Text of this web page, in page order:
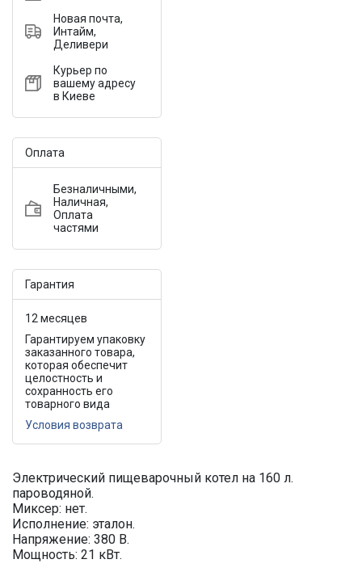
Новая почта,
Интайм,
Деливери
Курьер по
вашему адресу
в Киеве
Оплата
Безналичными,
Наличная,
Оплата
частями
Гарантия
12 месяцев
Гарантируем упаковку
заказанного товара,
которая обеспечит
целостность и
сохранность его
товарного вида
Условия возврата
Электрический пищеварочный котел на 160 л.
пароводяной.
Миксер: нет.
Исполнение: эталон.
Напряжение: 380 В.
Мощность: 21 кВт.